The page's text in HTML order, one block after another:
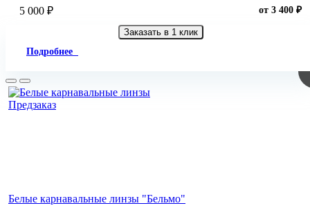
5 000 ₽ от 3 400 ₽
Заказать в 1 клик
Подробнее
Предзаказ
Белые карнавальные линзы "Бельмо"